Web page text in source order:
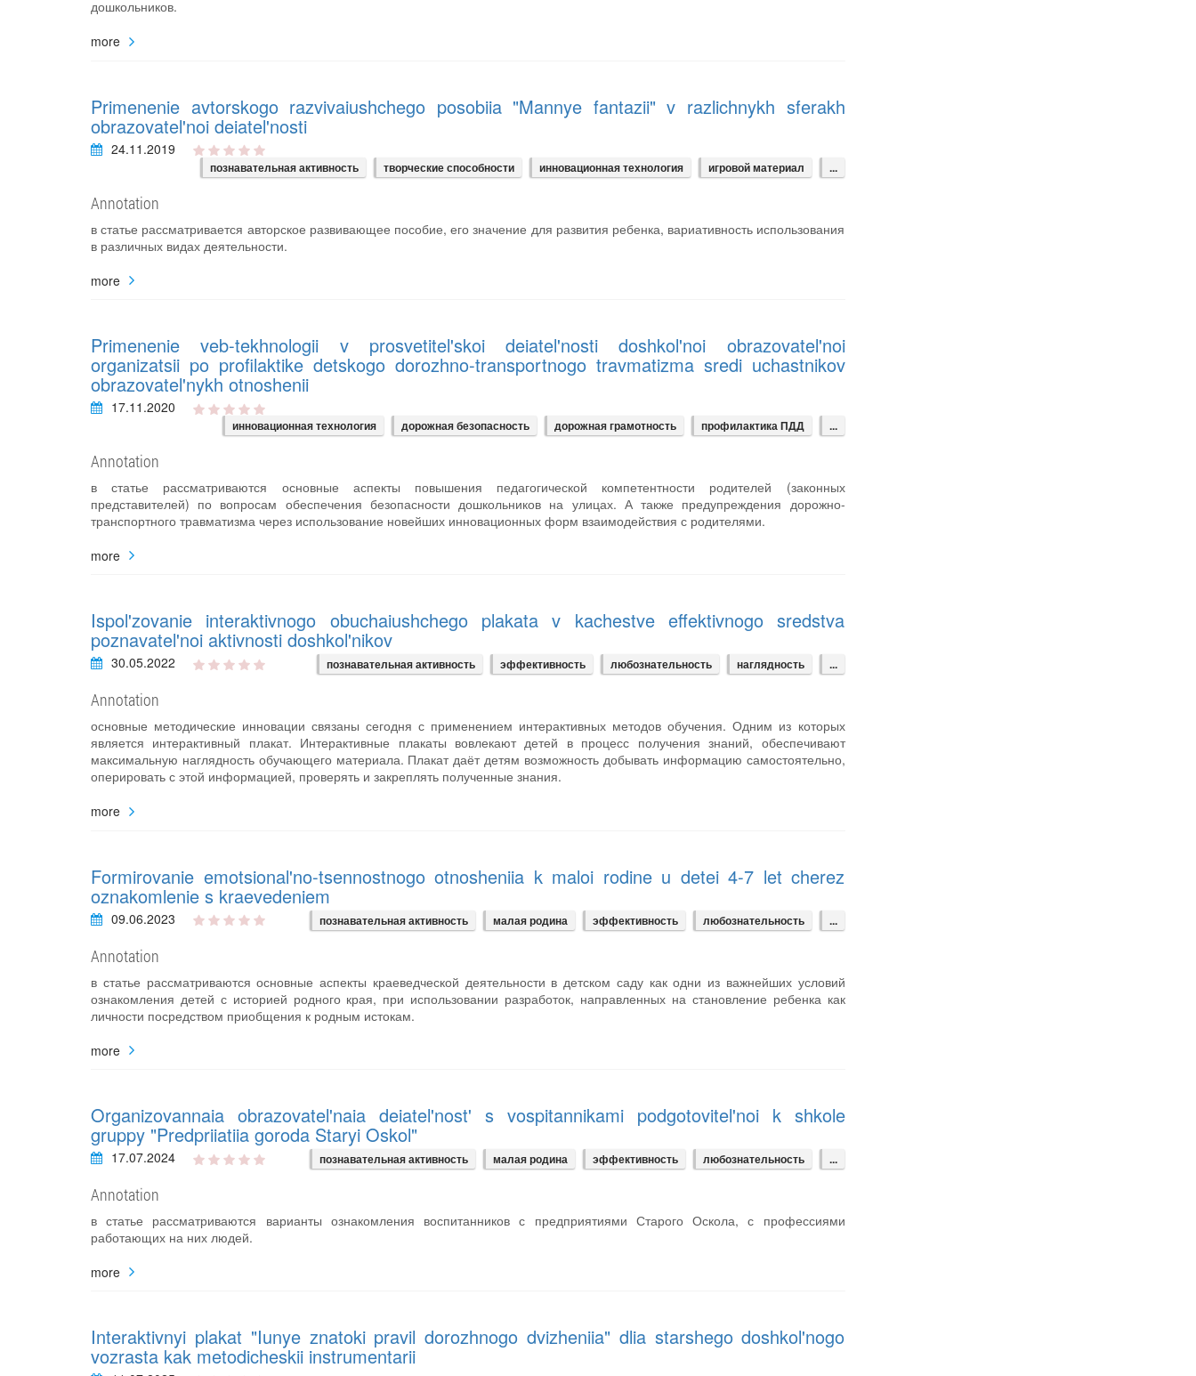
дошкольников.
more
Primenenie avtorskogo razvivaiushchego posobiia "Mannye fantazii" v razlichnykh sferakh
obrazovatel'noi deiatel'nosti
24.11.2019
познавательная активность творческие способности инновационная технология игровой материал ...
Annotation
в статье рассматривается авторское развивающее пособие, его значение для развития ребенка, вариативность использования
в различных видах деятельности.
more
Primenenie veb-tekhnologii v prosvetitel'skoi deiatel'nosti doshkol'noi obrazovatel'noi
organizatsii po profilaktike detskogo dorozhno-transportnogo travmatizma sredi uchastnikov
obrazovatel'nykh otnoshenii
17.11.2020
инновационная технология дорожная безопасность дорожная грамотность профилактика ПДД ...
Annotation
в статье рассматриваются основные аспекты повышения педагогической компетентности родителей (законных
представителей) по вопросам обеспечения безопасности дошкольников на улицах. А также предупреждения дорожно-
транспортного травматизма через использование новейших инновационных форм взаимодействия с родителями.
more
Ispol'zovanie interaktivnogo obuchaiushchego plakata v kachestve effektivnogo sredstva
poznavatel'noi aktivnosti doshkol'nikov
30.05.2022 познавательная активность эффективность любознательность наглядность ...
Annotation
основные методические инновации связаны сегодня с применением интерактивных методов обучения. Одним из которых
является интерактивный плакат. Интерактивные плакаты вовлекают детей в процесс получения знаний, обеспечивают
максимальную наглядность обучающего материала. Плакат даёт детям возможность добывать информацию самостоятельно,
оперировать с этой информацией, проверять и закреплять полученные знания.
more
Formirovanie emotsional'no-tsennostnogo otnosheniia k maloi rodine u detei 4-7 let cherez
oznakomlenie s kraevedeniem
09.06.2023 познавательная активность малая родина эффективность любознательность ...
Annotation
в статье рассматриваются основные аспекты краеведческой деятельности в детском саду как одни из важнейших условий
ознакомления детей с историей родного края, при использовании разработок, направленных на становление ребенка как
личности посредством приобщения к родным истокам.
more
Organizovannaia obrazovatel'naia deiatel'nost' s vospitannikami podgotovitel'noi k shkole
gruppy "Predpriiatiia goroda Staryi Oskol"
17.07.2024 познавательная активность малая родина эффективность любознательность ...
Annotation
в статье рассматриваются варианты ознакомления воспитанников с предприятиями Старого Оскола, с профессиями
работающих на них людей.
more
Interaktivnyi plakat "Iunye znatoki pravil dorozhnogo dvizheniia" dlia starshego doshkol'nogo
vozrasta kak metodicheskii instrumentarii